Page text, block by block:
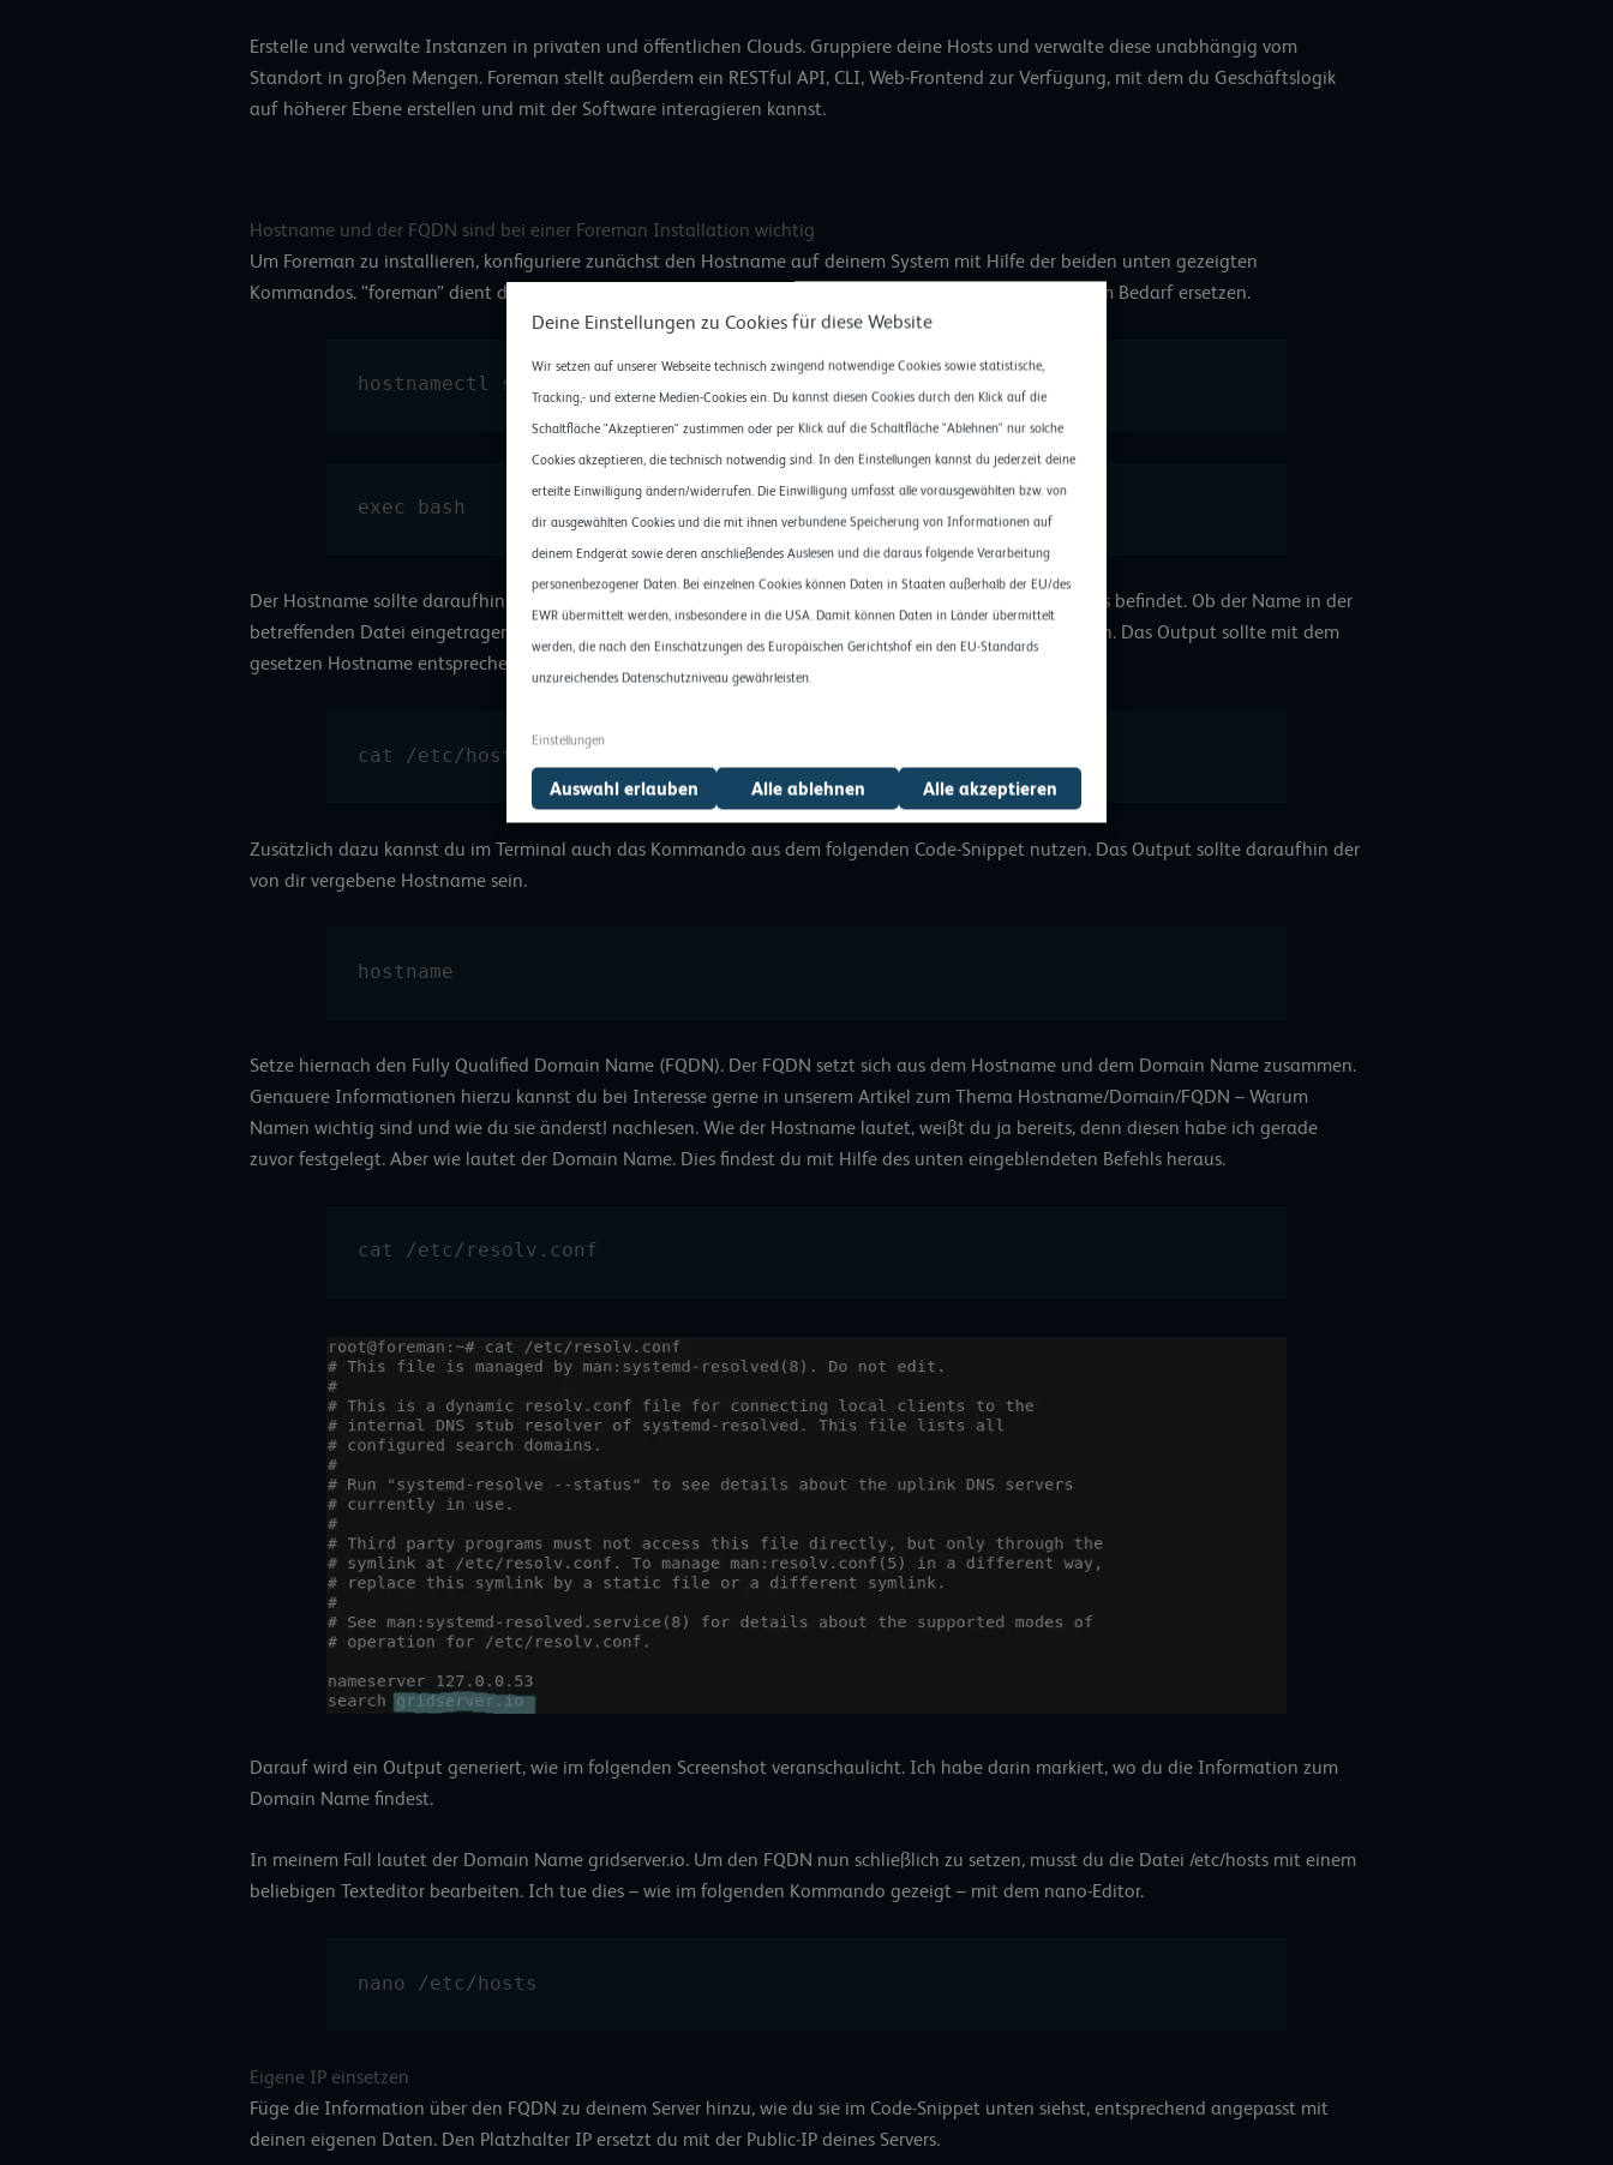
Erstelle und verwalte Instanzen in privaten und öffentlichen Clouds. Gruppiere deine Hosts und verwalte diese unabhängig vom
Standort in großen Mengen. Foreman stellt außerdem ein RESTful API, CLI, Web-Frontend zur Verfügung, mit dem du Geschäftslogik
auf höherer Ebene erstellen und mit der Software interagieren kannst.
Hostname und der FQDN sind bei einer Foreman Installation wichtig
Um Foreman zu installieren, konfiguriere zunächst den Hostname auf deinem System mit Hilfe der beiden unten gezeigten
Kommandos. “foreman” dient dabei als Platzhalter für den Hostname und diesen kannst du nach deinem Bedarf ersetzen.
hostnamectl set-hostname 'foreman'
exec bash
Der Hostname sollte daraufhin in der hostname-Datei implementiert worden sein, die sich im Verzeichnis befindet. Ob der Name in der
betreffenden Datei eingetragen worden ist, kannst du mit dem unten eingeblendeten Kommando prüfen. Das Output sollte mit dem
gesetzen Hostname entsprechend übereinstimmen.
cat /etc/hostname
Zusätzlich dazu kannst du im Terminal auch das Kommando aus dem folgenden Code-Snippet nutzen. Das Output sollte daraufhin der
von dir vergebene Hostname sein.
hostname
Setze hiernach den Fully Qualified Domain Name (FQDN). Der FQDN setzt sich aus dem Hostname und dem Domain Name zusammen.
Genauere Informationen hierzu kannst du bei Interesse gerne in unserem Artikel zum Thema Hostname/Domain/FQDN – Warum
Namen wichtig sind und wie du sie änderst! nachlesen. Wie der Hostname lautet, weißt du ja bereits, denn diesen habe ich gerade
zuvor festgelegt. Aber wie lautet der Domain Name. Dies findest du mit Hilfe des unten eingeblendeten Befehls heraus.
cat /etc/resolv.conf
Darauf wird ein Output generiert, wie im folgenden Screenshot veranschaulicht. Ich habe darin markiert, wo du die Information zum
Domain Name findest.
In meinem Fall lautet der Domain Name gridserver.io. Um den FQDN nun schließlich zu setzen, musst du die Datei /etc/hosts mit einem
beliebigen Texteditor bearbeiten. Ich tue dies – wie im folgenden Kommando gezeigt – mit dem nano-Editor.
nano /etc/hosts
Eigene IP einsetzen
Füge die Information über den FQDN zu deinem Server hinzu, wie du sie im Code-Snippet unten siehst, entsprechend angepasst mit
deinen eigenen Daten. Den Platzhalter IP ersetzt du mit der Public-IP deines Servers.
Deine Einstellungen zu Cookies für diese Website
Wir setzen auf unserer Webseite technisch zwingend notwendige Cookies sowie statistische,
Tracking,- und externe Medien-Cookies ein. Du kannst diesen Cookies durch den Klick auf die
Schaltfläche "Akzeptieren" zustimmen oder per Klick auf die Schaltfläche "Ablehnen" nur solche
Cookies akzeptieren, die technisch notwendig sind. In den Einstellungen kannst du jederzeit deine
erteilte Einwilligung ändern/widerrufen. Die Einwilligung umfasst alle vorausgewählten bzw. von
dir ausgewählten Cookies und die mit ihnen verbundene Speicherung von Informationen auf
deinem Endgerät sowie deren anschließendes Auslesen und die daraus folgende Verarbeitung
personenbezogener Daten. Bei einzelnen Cookies können Daten in Staaten außerhalb der EU/des
EWR übermittelt werden, insbesondere in die USA. Damit können Daten in Länder übermittelt
werden, die nach den Einschätzungen des Europäischen Gerichtshof ein den EU-Standards
unzureichendes Datenschutzniveau gewährleisten.
Einstellungen
Auswahl erlauben Alle ablehnen Alle akzeptieren